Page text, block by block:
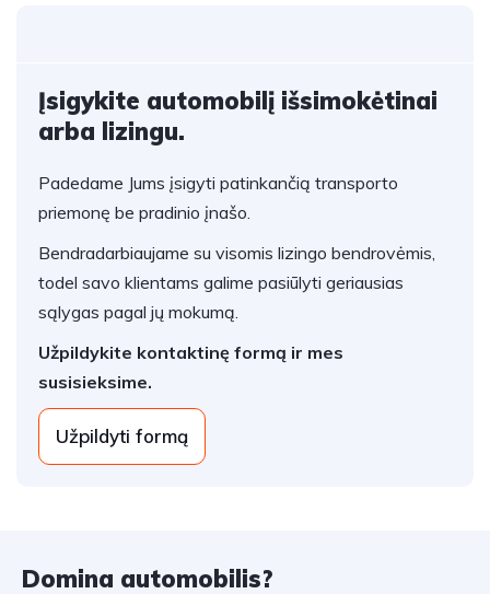
Įsigykite automobilį išsimokėtinai
arba lizingu.
Padedame Jums įsigyti patinkančią transporto
priemonę be pradinio įnašo.
Bendradarbiaujame su visomis lizingo bendrovėmis,
todel savo klientams galime pasiūlyti geriausias
sąlygas pagal jų mokumą.
Užpildykite kontaktinę formą ir mes
susisieksime.
Užpildyti formą
Domina automobilis?